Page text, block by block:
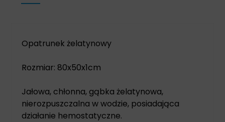
Opatrunek żelatynowy
Rozmiar: 80x50x1cm
Jałowa, chłonna, gąbka żelatynowa,
nierozpuszczalna w wodzie, posiadająca
działanie hemostatyczne.